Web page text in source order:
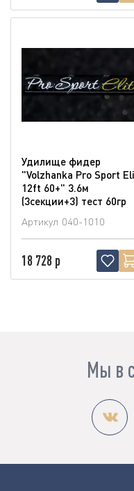
Удилище фидер
"Volzhanka Pro Sport
12ft 60+" 3.6м
(3секции+3) тест 60гр
Артикул 040-1010
18 728 р
Мы в